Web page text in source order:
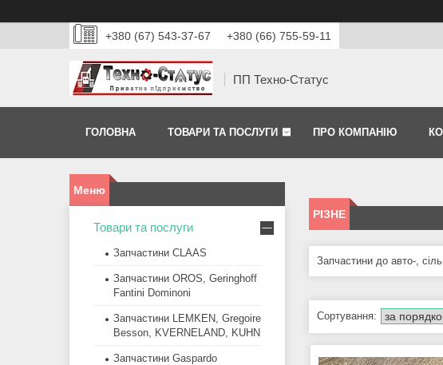
+380 (67) 543-37-67 +380 (66) 755-59-11
ПП Техно-Статус
ГОЛОВНА ТОВАРИ ТА ПОСЛУГИ ПРО КОМПАНІЮ
РІЗНЕ
Запчастини до авто-,
Товари та послуги
Запчастини CLAAS
Запчастини OROS, Geringhoff
Fantini Dominoni
Запчастини LEMKEN, Gregoire
Besson, KVERNELAND, KUHN
Запчастини Gaspardo